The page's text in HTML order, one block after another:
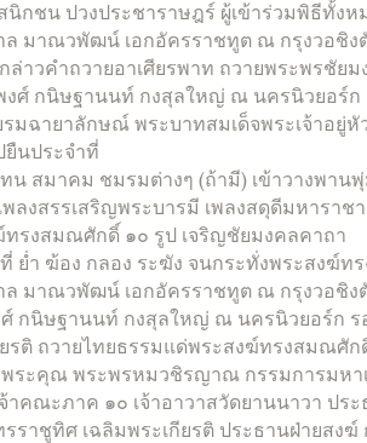
นิกชน ปวงประชาราษฎร์ ผู้เข้าร่วมพิธีทั้ง
ล มาณวพัฒน์ เอกอัครราชทูต ณ กรุงวอชิง
กล่าวคำถวายอาเศียรพาท ถวายพระพรชัยม
งศ์ กนิษฐานนท์ กงสุลใหญ่ ณ นครนิวยอร์ก
มฉายาลักษณ์ พระบาทสมเด็จพระเจ้าอยู่หั
ยืนประจำที่
น สมาคม ชมรมต่างๆ (ถ้ามี) เข้าวางพานพุ่
พลงสรรเสริญพระบารมี เพลงสดุดีมหาราชา
ทรงสมณศักดิ์ ๑๐ รูป เจริญชัยมงคลคาถา
ที่ ย่ำ ฆ้อง กลอง ระฆัง จนกระทั่งพระสงฆ์
ล มาณวพัฒน์ เอกอัครราชทูต ณ กรุงวอชิง
กนิษฐานนท์ กงสุลใหญ่ ณ นครนิวยอร์ก ร
รติ ถวายไทยธรรมแด่พระสงฆ์ทรงสมณศัก
พระคุณ พระพรหมวชิรญาณ กรรมการมหา
าคณะภาค ๑๐ เจ้าอาวาสวัดยานนาวา ปร
ราชูทิศ เฉลิมพระเกียรติ ประธานฝ่ายสง